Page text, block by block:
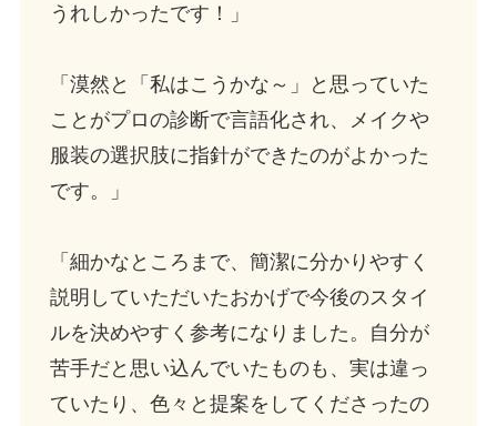
うれしかったです！」
「漠然と「私はこうかな～」と思っていた
ことがプロの診断で言語化され、メイクや
服装の選択肢に指針ができたのがよかった
です。」
「細かなところまで、簡潔に分かりやすく
説明していただいたおかげで今後のスタイ
ルを決めやすく参考になりました。自分が
苦手だと思い込んでいたものも、実は違っ
ていたり、色々と提案をしてくださったの